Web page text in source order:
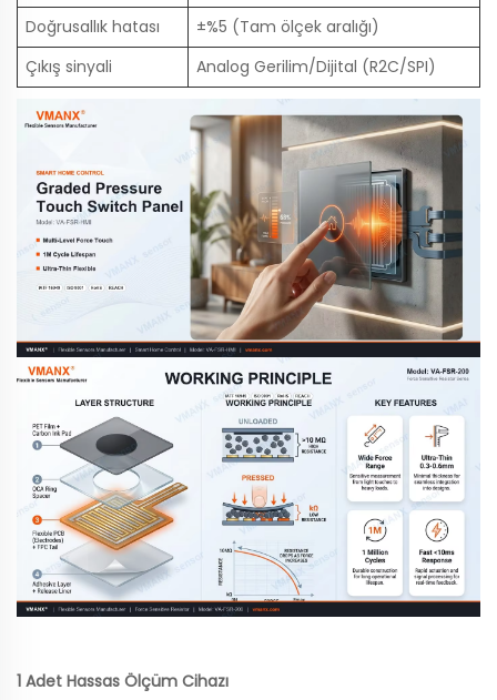
Doğrusallık hatası
±%5 (Tam ölçek aralığı)
Çıkış sinyali
Analog Gerilim/Dijital (R2C/SPI)
1 Adet Hassas Ölçüm Cihazı